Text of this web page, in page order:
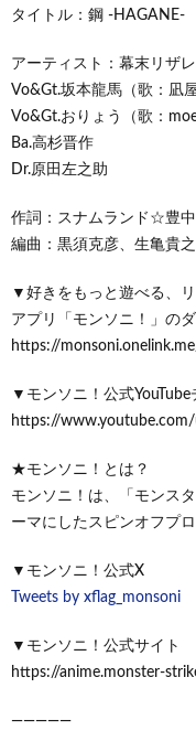
タイトル：鋼 -HAGANE-
アーティスト：幕末リザ
Vo&Gt.坂本龍馬（歌：凪
Vo&Gt.おりょう（歌：moe
Ba.高杉晋作
Dr.原田左之助
作詞：スナムランド☆豊
編曲：黒須克彦、生亀貴之
▼好きをもっと遊べる、
アプリ「モンソニ！」の
https://
▼モンソニ！公式
https://
★モンソニ！とは？
モンソニ！は、「モンス
ーマにしたスピンオフプ
▼モンソニ！公式X
Tweets by xflag_monsoni
▼モンソニ！公式サイト
https://anime.monster-
—————